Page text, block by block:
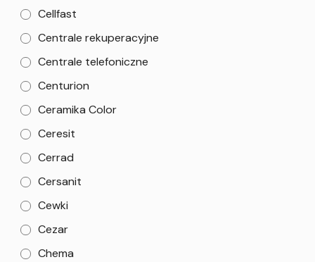
Cellfast
Centrale rekuperacyjne
Centrale telefoniczne
Centurion
Ceramika Color
Ceresit
Cerrad
Cersanit
Cewki
Cezar
Chema